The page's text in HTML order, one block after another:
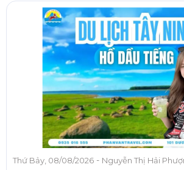
Thứ Bảy, 08/08/2026 - Nguyễn Thị Hải